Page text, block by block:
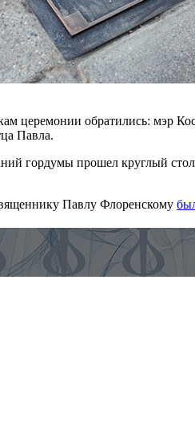
церемонии обратились: мэр
Павла.
гордумы прошел круглый
Павлу Флоренскому